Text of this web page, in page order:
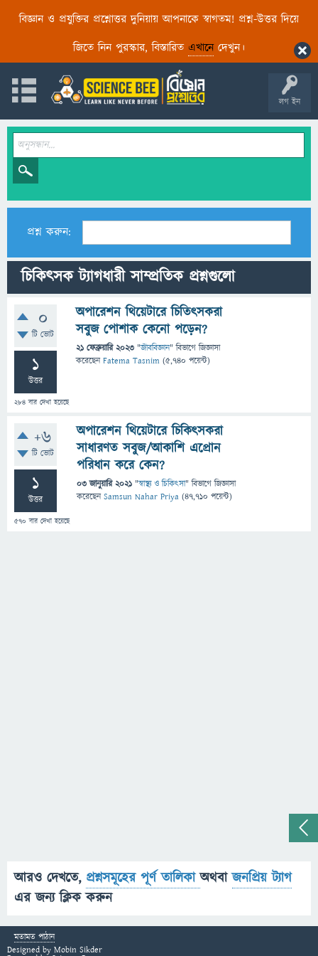
বিজ্ঞান ও প্রযুক্তির প্রশ্নোত্তর দুনিয়ায় আপনাকে স্বাগতম! প্রশ্ন-উত্তর দিয়ে
জিতে নিন পুরস্কার, বিস্তারিত এখানেদেখুন।
লগ ইন
প্রশ্ন করুন:
চিকিৎসক ট্যাগধারী সাম্প্রতিক প্রশ্নগুলো
0
টি ভোট
1
উত্তর
284 বার দেখা হয়েছে
অপারেশন থিয়েটারে চিতিৎসকরা
সবুজ পোশাক কেনো পড়েন?
21 ফেব্রুয়ারি 2023 "জীববিজ্ঞান" বিভাগে জিজ্ঞাসা
করেছেনFatema Tasnim (5,740 পয়েন্ট)
+6
টি ভোট
1
উত্তর
570 বার দেখা হয়েছে
অপারেশন থিয়েটারে চিকিৎসকরা
সাধারণত সবুজ/আকাশি এপ্রোন
পরিধান করে কেন?
03 জানুয়ারি 2021 "স্বাস্থ্য ও চিকিৎসা" বিভাগে জিজ্ঞাসা
করেছেনSamsun Nahar Priya (47,710 পয়েন্ট)
আরও দেখতে, প্রশ্নসমূহের পূর্ণ তালিকাঅথবাজনপ্রিয় ট্যাগ
এর জন্য ক্লিক করুন
মতামত পাঠান
Designed by Mobin Sikder